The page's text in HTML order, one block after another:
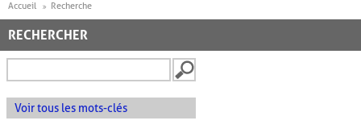
Accueil Recherche
RECHERCHER
Voir tous les mots-clés